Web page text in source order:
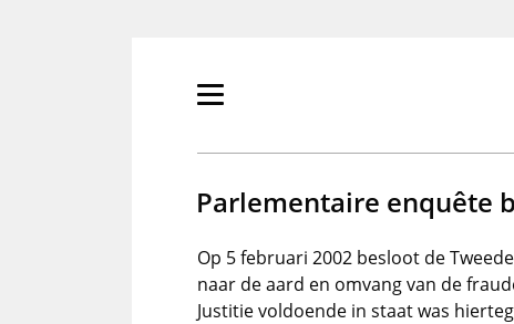
Primair
tonen/verbergen
Parlementaire enquête
Op 5 februari 2002 besloot de
naar de aard en omvang van de
Justitie voldoende in staat was